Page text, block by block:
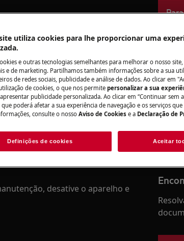
manual de utilizador do seu
ou manutenção.
desative o aparelho e
Não
utiliza cookies para lhe proporcionar uma
e outras tecnologias semelhantes para melhorar o nosso
e de marketing. Partilhamos também informações sobre a sua
de redes sociais, publicidade e análise de dados. Ao clicar em
de cookies, o que nos permite personalizar a sua
publicidade personalizada. Ao clicar em “Continuar sem
que poderá afetar a sua experiência de navegação e os serviços
consulte o nosso Aviso de Cookies e a Declaração de
Definições de cookies Aceitar